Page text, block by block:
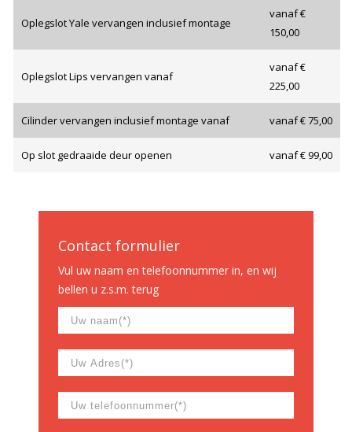
Oplegslot Yale vervangen inclusief montage
vanaf €
150,00
Oplegslot Lips vervangen vanaf
vanaf €
225,00
Cilinder vervangen inclusief montage vanaf vanaf € 75,00
Op slot gedraaide deur openen vanaf € 99,00
Contact formulier
Vul uw naam en telefoonnummer in, en wij
bellen u z.s.m. terug